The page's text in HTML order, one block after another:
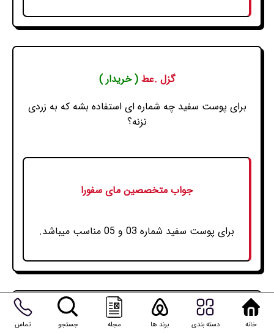
گزل .عط ( خریدار )
برای پوست سفید چه شماره ای استفاده بشه که به زردی
نزنه؟
جواب متخصصین مای سفورا
برای پوست سفید شماره 03 و 05 مناسب میباشد.
گزل .عط ( خریدار ) خانه دسته بندی برند ها مجله جستجو تماس